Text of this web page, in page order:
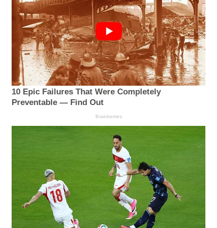
10 Epic Failures That Were Completely
Preventable — Find Out
Brainberries